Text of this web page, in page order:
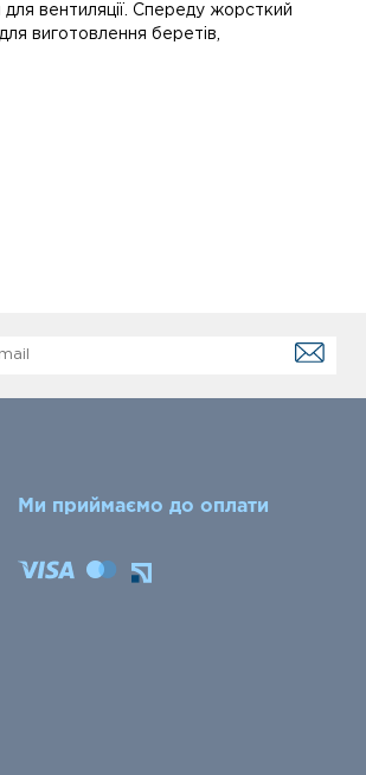
вентиляції. Спереду жорсткий
виготовлення беретів,
Ми приймаємо до оплати